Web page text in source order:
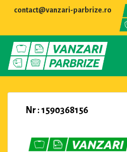
contact@vanzari-parbrize.ro
Nr : 1590368156